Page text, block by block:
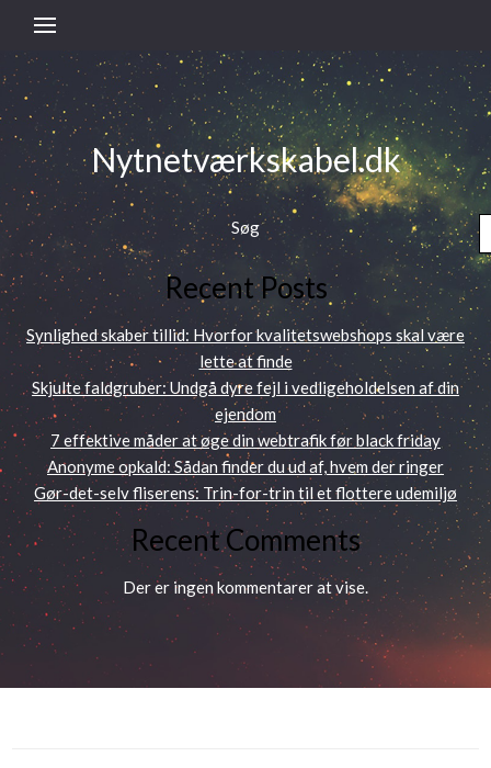
Nytnetværkskabel.dk
Søg
Recent Posts
Synlighed skaber tillid: Hvorfor kvalitetswebshops skal være
lette at finde
Skjulte faldgruber: Undgå dyre fejl i vedligeholdelsen af din
ejendom
7 effektive måder at øge din webtrafik før black friday
Anonyme opkald: Sådan finder du ud af, hvem der ringer
Gør-det-selv fliserens: Trin-for-trin til et flottere udemiljø
Recent Comments
Der er ingen kommentarer at vise.